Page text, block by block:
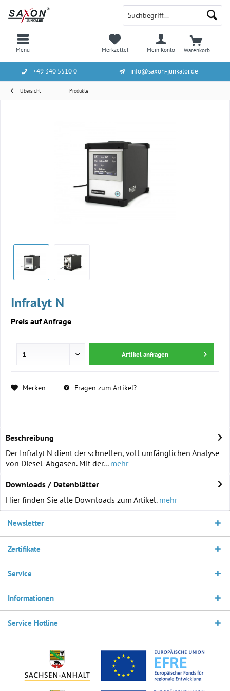
Menü Warenkorb
Merkzettel Mein Konto
+49 340 5510 0 info@saxon-junkalor.de
Übersicht Produkte
Infralyt N
Preis auf Anfrage
Artikel anfragen
Merken Fragen zum Artikel?
Beschreibung
Der Infralyt N dient der schnellen, voll umfänglichen Analyse
von Diesel-Abgasen. Mit der...mehr
Downloads / Datenblätter
Hier finden Sie alle Downloads zum Artikel. mehr
Newsletter
Zertifikate
Service
Informationen
Service Hotline